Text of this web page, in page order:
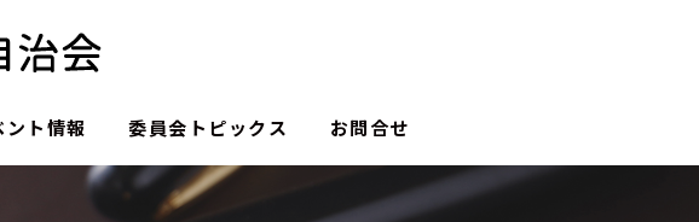
ント情報 委員会トピックス お問合せ